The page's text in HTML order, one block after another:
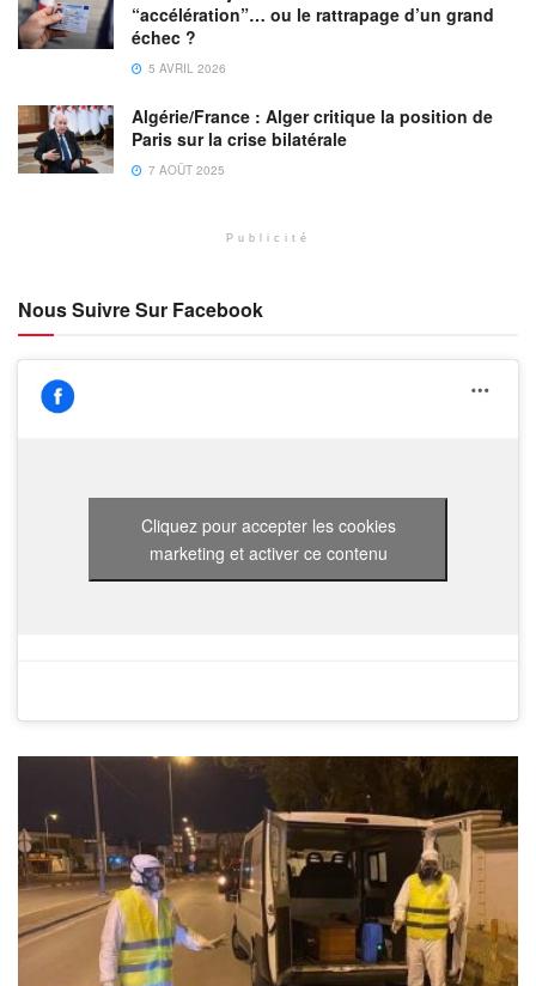
“accélération”… ou le rattrapage d’un grand
échec ?
5 AVRIL 2026
Algérie/France : Alger critique la position de
Paris sur la crise bilatérale
7 AOÛT 2025
Publicité
Nous Suivre Sur Facebook
Cliquez pour accepter les cookies
marketing et activer ce contenu